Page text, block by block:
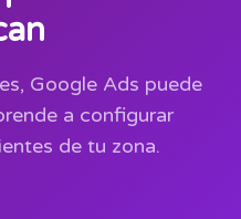
Google Ads puede
a configurar
de tu zona.